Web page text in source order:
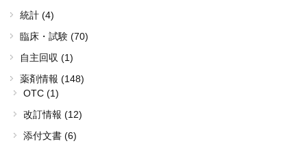
統計 (4)
臨床・試験 (70)
自主回収 (1)
薬剤情報 (148)
OTC (1)
改訂情報 (12)
添付文書 (6)